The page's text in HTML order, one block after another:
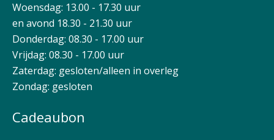
Woensdag: 13.00 - 17.30 uur
en avond 18.30 - 21.30 uur
Donderdag: 08.30 - 17.00 uur
Vrijdag: 08.30 - 17.00 uur
Zaterdag: gesloten/alleen in overleg
Zondag: gesloten
Cadeaubon